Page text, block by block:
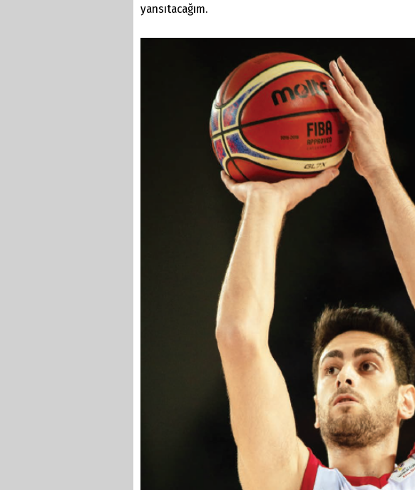
yansıtacağım.